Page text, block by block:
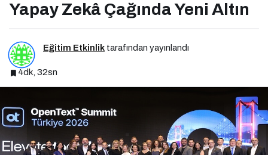
Yapay Zekâ Çağında Yeni Altın
Eğitim Etkinlik tarafından yayınlandı
4dk, 32sn